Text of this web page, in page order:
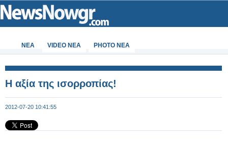
ΝΕΑ VIDEO NEA PHOTO NEA
Η αξία της ισορροπίας!
2012-07-20 10:41:55